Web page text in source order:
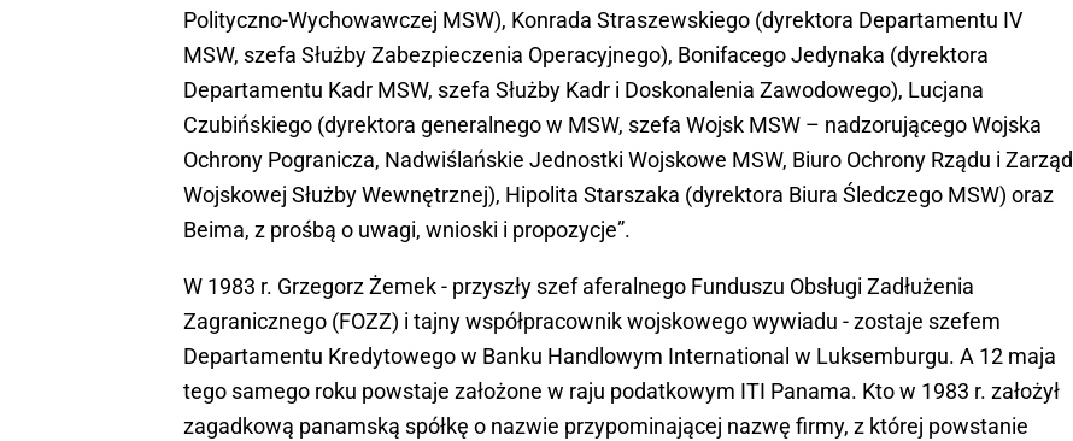
Polityczno-Wychowawczej MSW), Konrada Straszewskiego (dyrektora Departamentu IV
MSW, szefa Służby Zabezpieczenia Operacyjnego), Bonifacego Jedynaka (dyrektora
Departamentu Kadr MSW, szefa Służby Kadr i Doskonalenia Zawodowego), Lucjana
Czubińskiego (dyrektora generalnego w MSW, szefa Wojsk MSW – nadzorującego Wojska
Ochrony Pogranicza, Nadwiślańskie Jednostki Wojskowe MSW, Biuro Ochrony Rządu i Zarząd
Wojskowej Służby Wewnętrznej), Hipolita Starszaka (dyrektora Biura Śledczego MSW) oraz
Beima, z prośbą o uwagi, wnioski i propozycje”.
W 1983 r. Grzegorz Żemek - przyszły szef aferalnego Funduszu Obsługi Zadłużenia
Zagranicznego (FOZZ) i tajny współpracownik wojskowego wywiadu - zostaje szefem
Departamentu Kredytowego w Banku Handlowym International w Luksemburgu. A 12 maja
tego samego roku powstaje założone w raju podatkowym ITI Panama. Kto w 1983 r. założył
zagadkową panamską spółkę o nazwie przypominającej nazwę firmy, z której powstanie